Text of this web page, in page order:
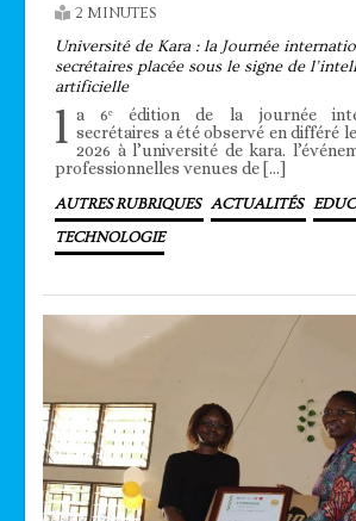
2 MINUTES
Université de Kara : la Journée
secrétaires placée sous le signe de
artificielle
l a 6ᵉ édition de la journée
secrétaires a été observé en différé
2026 à l’université de kara.
professionnelles venues de […]
AUTRES RUBRIQUES ACTUALITÉS
TECHNOLOGIE